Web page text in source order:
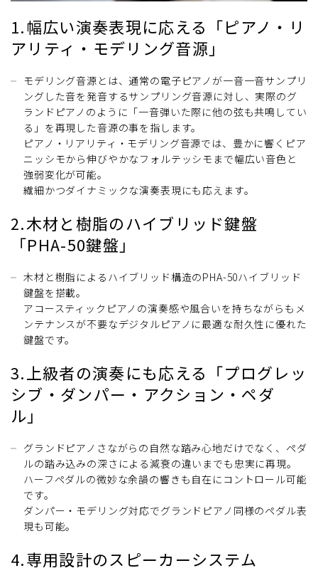
1.幅広い演奏表現に応える「ピアノ・リ
アリティ・モデリング音源」
モデリング音源とは、通常の電子ピアノが一音一音サンプリ
ングした音を発音するサンプリング音源に対し、実際のグ
ランドピアノのように「一音弾いた際に他の弦も共鳴してい
る」を再現した音源の事を指します。
ピアノ・リアリティ・モデリング音源では、豊かに響くピア
ニッシモから伸びやかなフォルテッシモまで幅広い音色と
強弱変化が可能。
繊細かつダイナミックな演奏表現にも応えます。
2.木材と樹脂のハイブリッド鍵盤
「PHA-50鍵盤」
木材と樹脂によるハイブリッド構造のPHA-50ハイブリッド
鍵盤を搭載。
アコースティックピアノの演奏感や風合いを持ちながらもメ
ンテナンスが不要なデジタルピアノに最適な耐久性に優れた
鍵盤です。
3.上級者の演奏にも応える「プログレッ
シブ・ダンパー・アクション・ペダ
ル」
グランドピアノさながらの自然な踏み心地だけでなく、ペダ
ルの踏み込みの深さによる減衰の違いまでも忠実に再現。
ハーフペダルの微妙な余韻の響きも自在にコントロール可能
です。
ダンパー・モデリング対応でグランドピアノ同様のペダル表
現も可能。
4.専用設計のスピーカーシステム